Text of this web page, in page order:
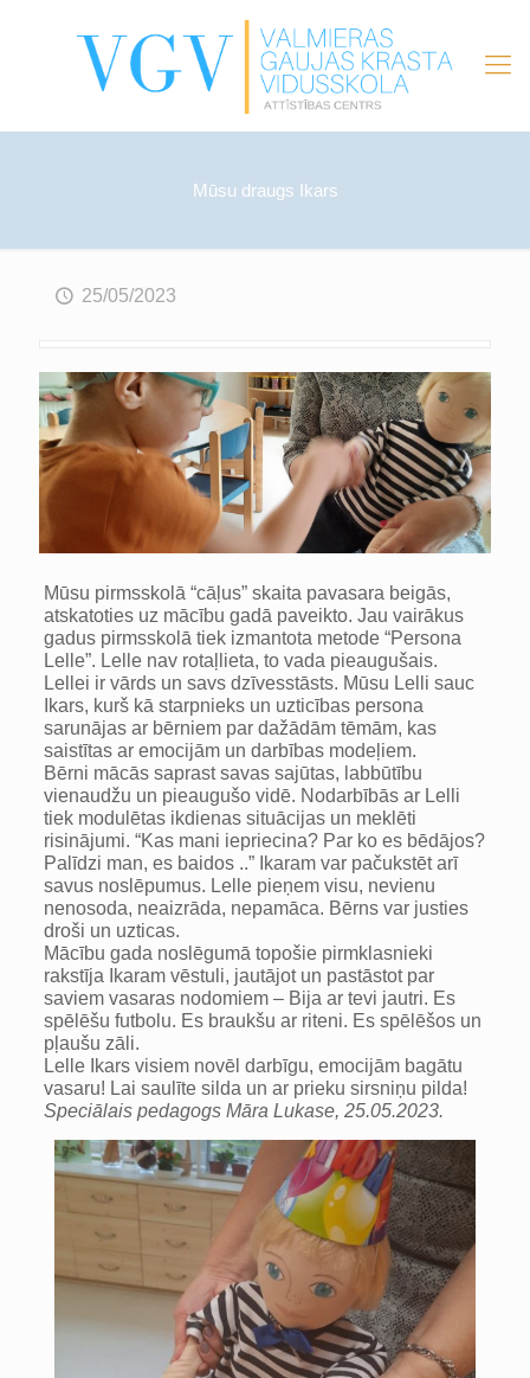
Mūsu draugs Ikars
25/05/2023
Mūsu pirmsskolā “cāļus” skaita pavasara beigās,
atskatoties uz mācību gadā paveikto. Jau vairākus
gadus pirmsskolā tiek izmantota metode “Persona
Lelle”. Lelle nav rotaļlieta, to vada pieaugušais.
Lellei ir vārds un savs dzīvesstāsts. Mūsu Lelli sauc
Ikars, kurš kā starpnieks un uzticības persona
sarunājas ar bērniem par dažādām tēmām, kas
saistītas ar emocijām un darbības modeļiem.
Bērni mācās saprast savas sajūtas, labbūtību
vienaudžu un pieaugušo vidē. Nodarbībās ar Lelli
tiek modulētas ikdienas situācijas un meklēti
risinājumi. “Kas mani iepriecina? Par ko es bēdājos?
Palīdzi man, es baidos ..” Ikaram var pačukstēt arī
savus noslēpumus. Lelle pieņem visu, nevienu
nenosoda, neaizrāda, nepamāca. Bērns var justies
droši un uzticas.
Mācību gada noslēgumā topošie pirmklasnieki
rakstīja Ikaram vēstuli, jautājot un pastāstot par
saviem vasaras nodomiem – Bija ar tevi jautri. Es
spēlēšu futbolu. Es braukšu ar riteni. Es spēlēšos un
pļaušu zāli.
Lelle Ikars visiem novēl darbīgu, emocijām bagātu
vasaru! Lai saulīte silda un ar prieku sirsniņu pilda!
Speciālais pedagogs Māra Lukase, 25.05.2023.